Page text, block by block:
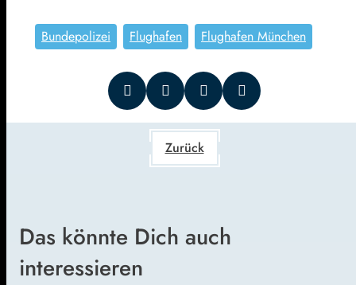
Bundepolizei Flughafen Flughafen München
Zurück
Das könnte Dich auch
interessieren